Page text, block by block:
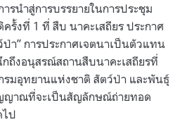
รนำสู่การบรรยายในการประชุม
รั้งที่ 1 ที่ สืบ นาคะเสถียร ประกาศ
า” การประกาศเจตนาเป็นตัวแทน
ถึงอนุสรณ์สถานสืบนาคะเสถียรที่
มอุทยานแห่งชาติ สัตว์ป่า และพันธุ์
ญาณที่จะเป็นสัญลักษณ์ถ่ายทอด
ไป